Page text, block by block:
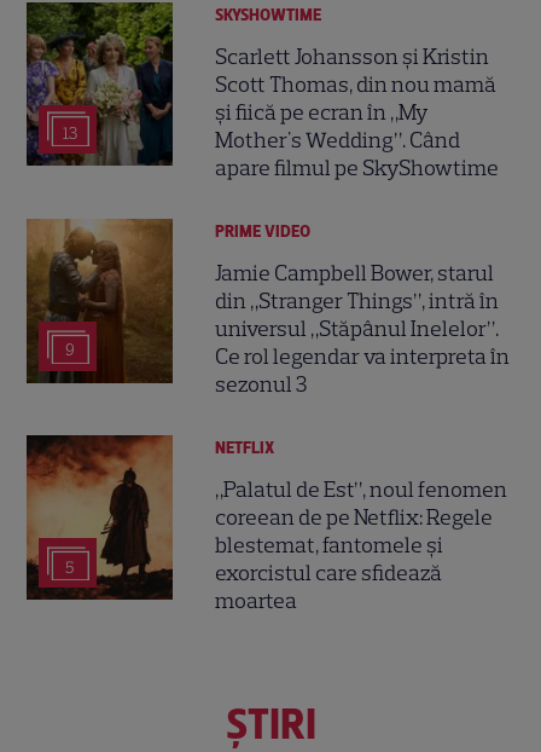
13
SKYSHOWTIME
Scarlett Johansson și Kristin
Scott Thomas, din nou mamă
și fiică pe ecran în „My
Mother's Wedding”. Când
apare filmul pe SkyShowtime
9
PRIME VIDEO
Jamie Campbell Bower, starul
din „Stranger Things”, intră în
universul „Stăpânul Inelelor”.
Ce rol legendar va interpreta în
sezonul 3
5
NETFLIX
„Palatul de Est”, noul fenomen
coreean de pe Netflix: Regele
blestemat, fantomele și
exorcistul care sfidează
moartea
ŞTIRI